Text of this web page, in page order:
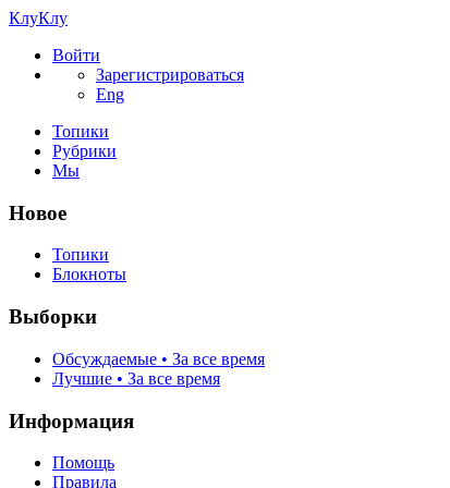
КлуКлу
Войти
Зарегистрироваться
Eng
Топики
Рубрики
Мы
Новое
Топики
Блокноты
Выборки
Обсуждаемые • За все время
Лучшие • За все время
Информация
Помощь
Правила